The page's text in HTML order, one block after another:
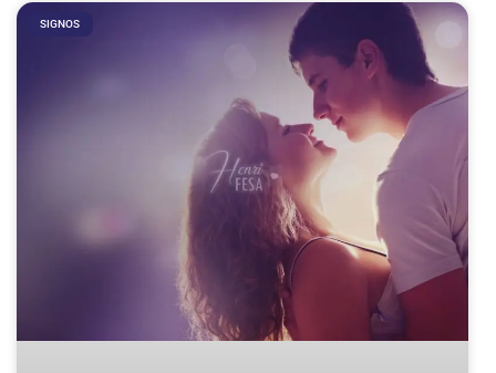
SIGNOS